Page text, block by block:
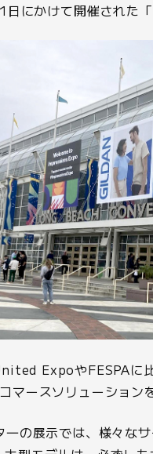
にかけて開催された
ExpoやFESPAに
マースソリューション
―の展示では、様々な